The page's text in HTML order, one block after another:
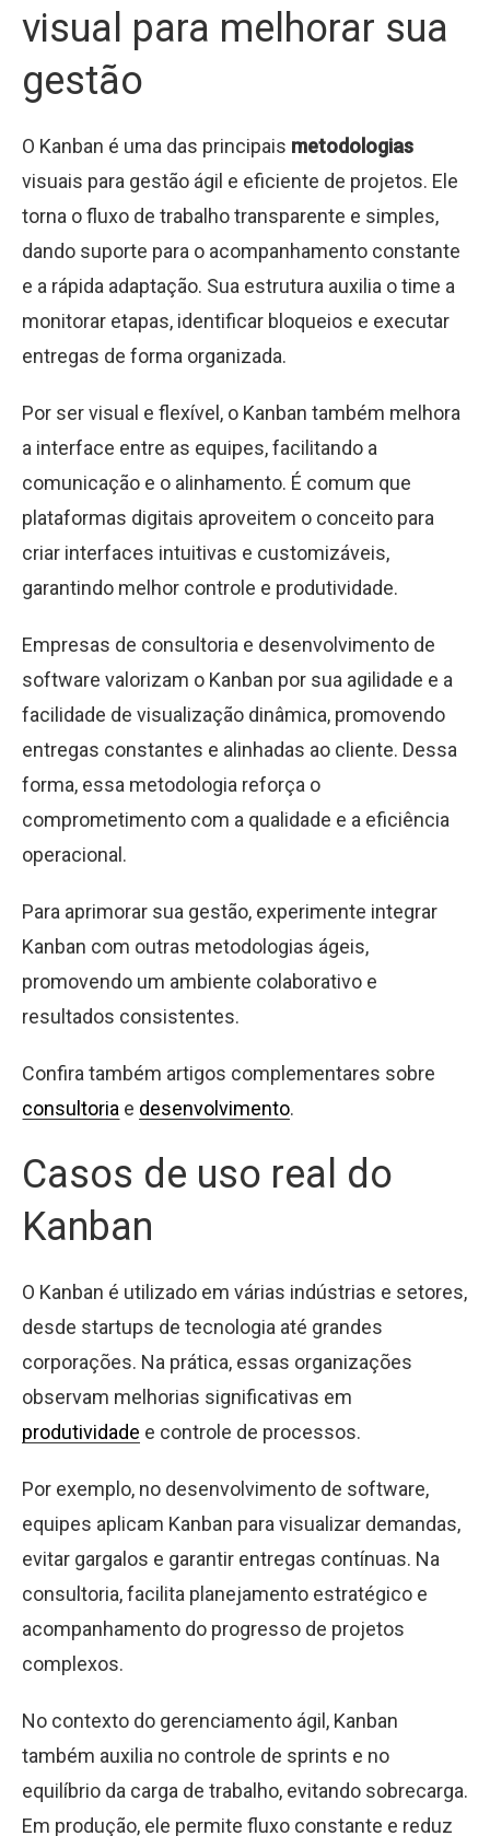
visual para melhorar sua
gestão
O Kanban é uma das principais metodologias
visuais para gestão ágil e eficiente de projetos. Ele
torna o fluxo de trabalho transparente e simples,
dando suporte para o acompanhamento constante
e a rápida adaptação. Sua estrutura auxilia o time a
monitorar etapas, identificar bloqueios e executar
entregas de forma organizada.
Por ser visual e flexível, o Kanban também melhora
a interface entre as equipes, facilitando a
comunicação e o alinhamento. É comum que
plataformas digitais aproveitem o conceito para
criar interfaces intuitivas e customizáveis,
garantindo melhor controle e produtividade.
Empresas de consultoria e desenvolvimento de
software valorizam o Kanban por sua agilidade e a
facilidade de visualização dinâmica, promovendo
entregas constantes e alinhadas ao cliente. Dessa
forma, essa metodologia reforça o
comprometimento com a qualidade e a eficiência
operacional.
Para aprimorar sua gestão, experimente integrar
Kanban com outras metodologias ágeis,
promovendo um ambiente colaborativo e
resultados consistentes.
Confira também artigos complementares sobre
consultoria e desenvolvimento.
Casos de uso real do
Kanban
O Kanban é utilizado em várias indústrias e setores,
desde startups de tecnologia até grandes
corporações. Na prática, essas organizações
observam melhorias significativas em
produtividade e controle de processos.
Por exemplo, no desenvolvimento de software,
equipes aplicam Kanban para visualizar demandas,
evitar gargalos e garantir entregas contínuas. Na
consultoria, facilita planejamento estratégico e
acompanhamento do progresso de projetos
complexos.
No contexto do gerenciamento ágil, Kanban
também auxilia no controle de sprints e no
equilíbrio da carga de trabalho, evitando sobrecarga.
Em produção, ele permite fluxo constante e reduz